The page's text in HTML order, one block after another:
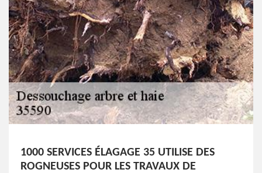
1000 SERVICES ÉLAGAGE 35 UTILISE DES
ROGNEUSES POUR LES TRAVAUX DE